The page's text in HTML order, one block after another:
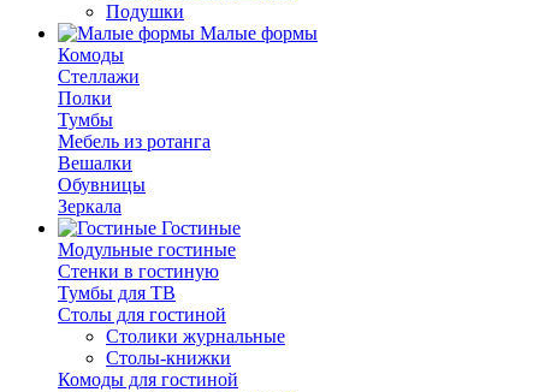
Подушки
Малые формы
Комоды
Стеллажи
Полки
Тумбы
Мебель из ротанга
Вешалки
Обувницы
Зеркала
Гостиные
Модульные гостиные
Стенки в гостиную
Тумбы для ТВ
Столы для гостиной
Столики журнальные
Столы-книжки
Комоды для гостиной